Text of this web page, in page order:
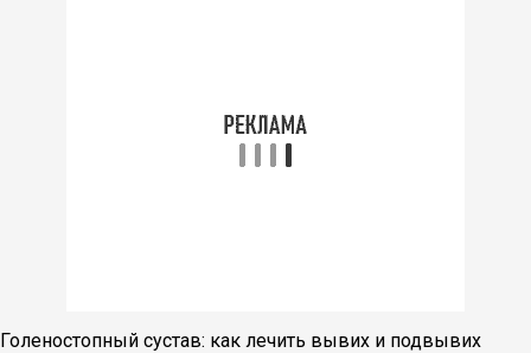
Голеностопный сустав: как лечить вывих и подвывих